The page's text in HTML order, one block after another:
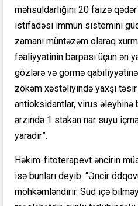
məhsuldarlığını 20 faizə
istifadəsi immun sistemini
zamanı müntəzəm olaraq
fəaliyyətinin bərpası üçün ən
gözlərə və görmə
zökəm xəstəliyində yaxşı
antioksidantlar, virus əleyhinə
ərzində 1 stəkan nar suyu
yaradır”.
Həkim-fitoterapevt əncirin
isə bunları deyib: “Əncir
möhkəmləndirir. Süd içə